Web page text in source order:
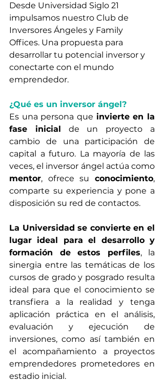
Desde Universidad Siglo 21
impulsamos nuestro Club de
Inversores Ángeles y Family
Offices. Una propuesta para
desarrollar tu potencial inversor y
conectarte con el mundo
emprendedor.
¿Qué es un inversor ángel?
Es una persona que invierte en la
fase inicial de un proyecto a
cambio de una participación de
capital a futuro. La mayoría de las
mentor, ofrece su conocimiento,
comparte su experiencia y pone a
disposición su red de contactos.
La Universidad se convierte en el
lugar ideal para el desarrollo y
formación de estos perfiles, la
sinergia entre las temáticas de los
cursos de grado y posgrado resulta
ideal para que el conocimiento se
transfiera a la realidad y tenga
aplicación práctica en el análisis,
evaluación y ejecución de
inversiones, como así también en
el acompañamiento a proyectos
emprendedores prometedores en
estadio inicial.